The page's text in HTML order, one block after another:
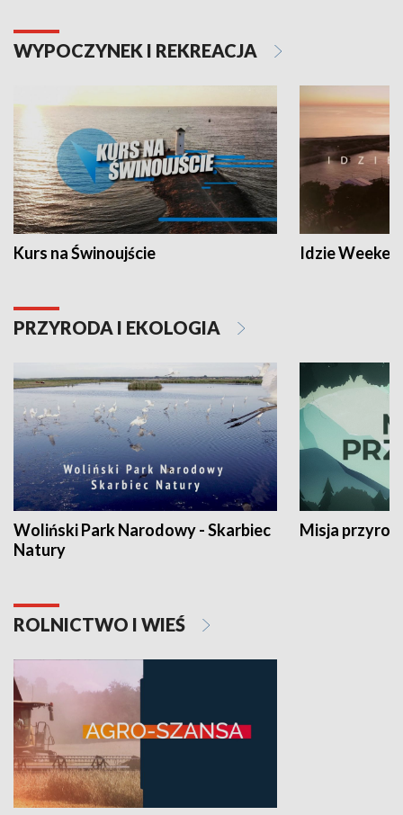
WYPOCZYNEK I REKREACJA
Kurs na Świnoujście Idzie
PRZYRODA I EKOLOGIA
Woliński Park Narodowy - Skarbiec
Natury
Misja
ROLNICTWO I WIEŚ